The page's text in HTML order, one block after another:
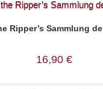
Ripper’s Sammlung
16,90 €